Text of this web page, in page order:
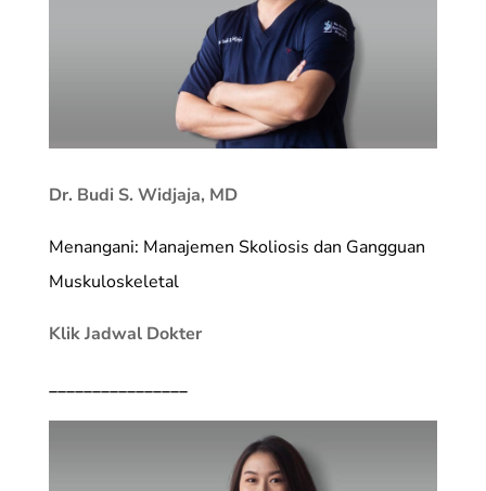
Dr. Budi S. Widjaja, MD
Menangani: Manajemen Skoliosis dan Gangguan
Muskuloskeletal
Klik Jadwal Dokter
________________